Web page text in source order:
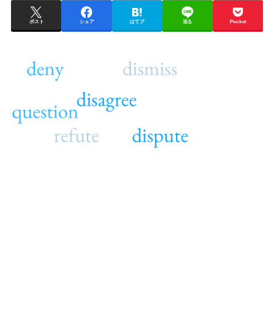
ポスト シェア はてブ 送る Pocket